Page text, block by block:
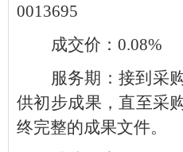
0013695
成交价：0.08%
服务期：接到采
供初步成果，直至采
终完整的成果文件。